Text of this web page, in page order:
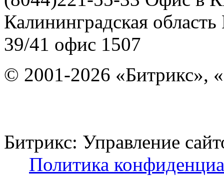
Калининградская область
39/41 офис 1507
© 2001-2026 «Битрикс»,
Битрикс: Управление
Политика